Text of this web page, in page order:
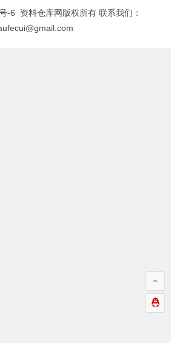
-6 资料仓库网版权所有 联系我们：